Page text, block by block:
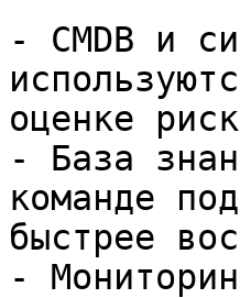
- CMDB и
оценке
- База
команде
быстрее
-